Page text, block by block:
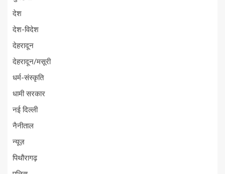
देश
देश-विदेश
देहरादून
देहरादून/मसूरी
धर्म-संस्कृति
धामी सरकार
नई दिल्ली
नैनीताल
न्यूज़
पिथौरागढ़